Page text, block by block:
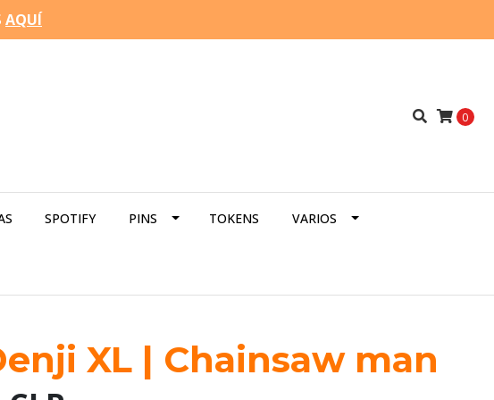
AQUÍ
0
SPOTIFY PINS TOKENS VARIOS
XL | Chainsaw man